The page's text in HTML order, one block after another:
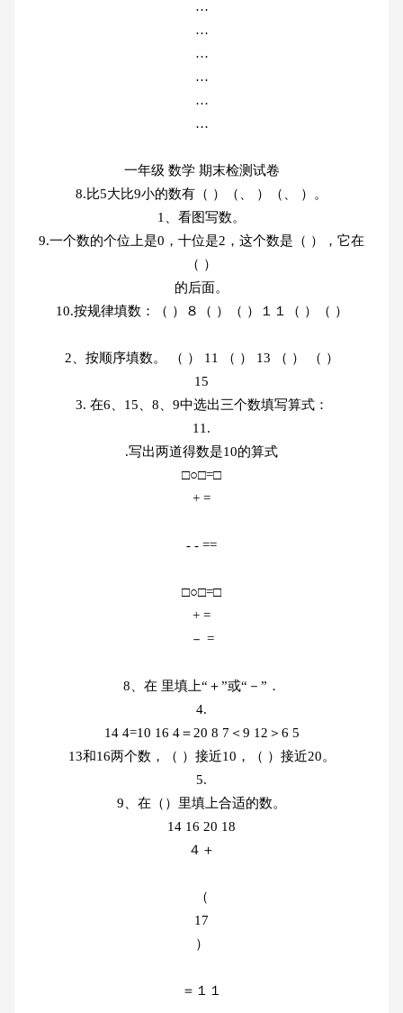
…
…
…
…
…
…
一年级 数学 期末检测试卷
8.比5大比9小的数有（ ）（、 ）（、 ）。
1、看图写数。
9.一个数的个位上是0，十位是2，这个数是（ ），它在
（ ）
的后面。
10.按规律填数：（ ）８（ ）（ ）１１（ ）（ ）
2、按顺序填数。 （ ） 11 （ ） 13 （ ） （ ）
15
3. 在6、15、8、9中选出三个数填写算式：
11.
.写出两道得数是10的算式
□○□=□
+ =
- - ==
□○□=□
+ =
－ =
8、在 里填上“＋”或“－”．
4.
14 4=10 16 4＝20 8 7＜9 12＞6 5
13和16两个数，（ ）接近10，（ ）接近20。
5.
9、在（）里填上合适的数。
14 16 20 18
４＋
（
17
）
＝１１